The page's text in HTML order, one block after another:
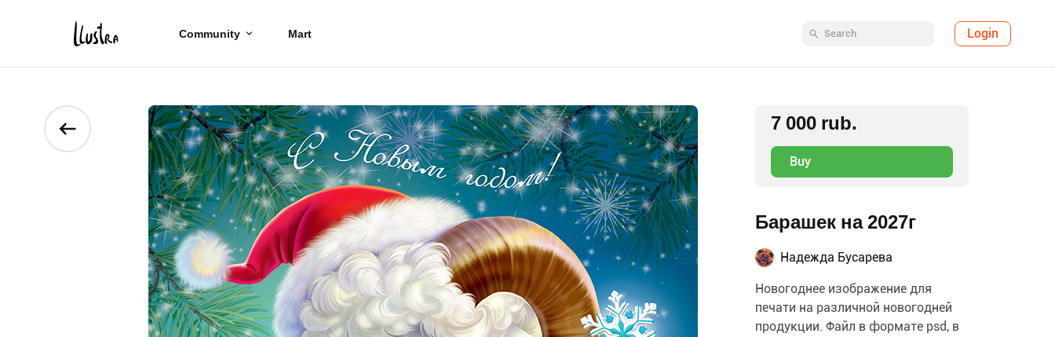
Community Mart Login
7 000 rub.
Buy
Барашек на 2027г
Надежда Бусарева
Новогоднее изображение для
печати на различной новогодней
продукции. Файл в формате psd, в